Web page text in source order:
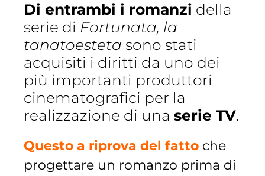
Di entrambi i romanzi della
serie di Fortunata, la
tanatoesteta sono stati
acquisiti i diritti da uno dei
più importanti produttori
cinematografici per la
realizzazione di una serie TV.
Questo a riprova del fatto che
progettare un romanzo prima di